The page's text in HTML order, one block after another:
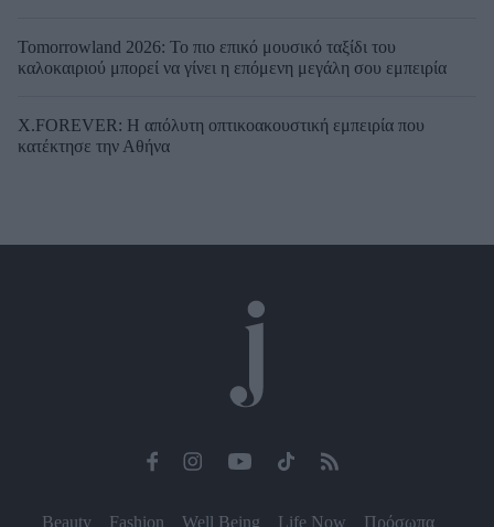
Tomorrowland 2026: Το πιο επικό μουσικό ταξίδι του
καλοκαιριού μπορεί να γίνει η επόμενη μεγάλη σου εμπειρία
X.FOREVER: Η απόλυτη οπτικοακουστική εμπειρία που
κατέκτησε την Αθήνα
Beauty Fashion Well Being Life Now Πρόσωπα